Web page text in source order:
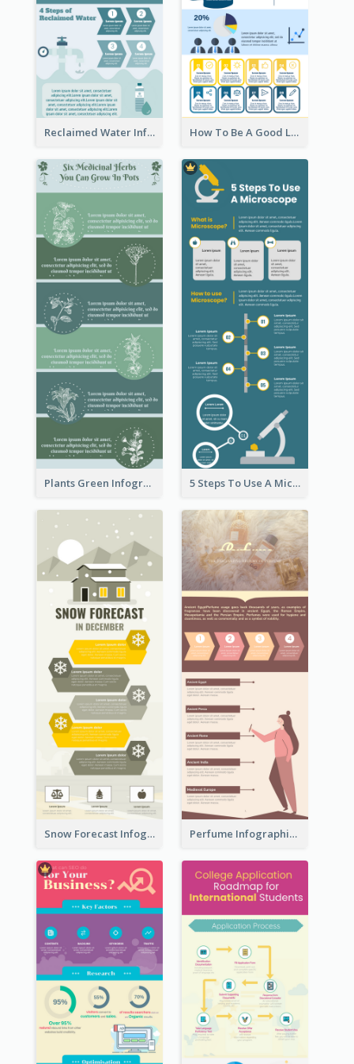
Reclaimed Water Infographic How To Be A Good Leader Infographic
Plants Green Infographic 5 Steps To Use A Microscope Infographic
Snow Forecast Infographic Perfume Infographic